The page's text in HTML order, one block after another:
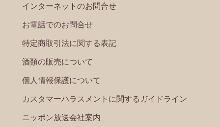
インターネットのお問合せ
お電話でのお問合せ
特定商取引法に関する表記
酒類の販売について
個人情報保護について
カスタマーハラスメントに関するガイドライン
ニッポン放送会社案内